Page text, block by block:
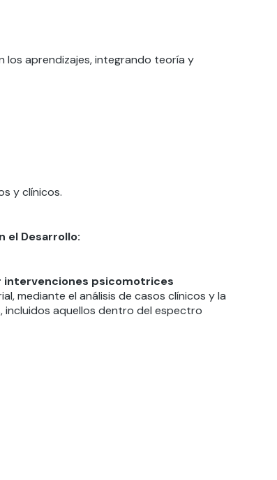
los aprendizajes, integrando teoría y
y clínicos.
el Desarrollo:
intervenciones psicomotrices
mediante el análisis de casos clínicos y la
aquellos dentro del espectro